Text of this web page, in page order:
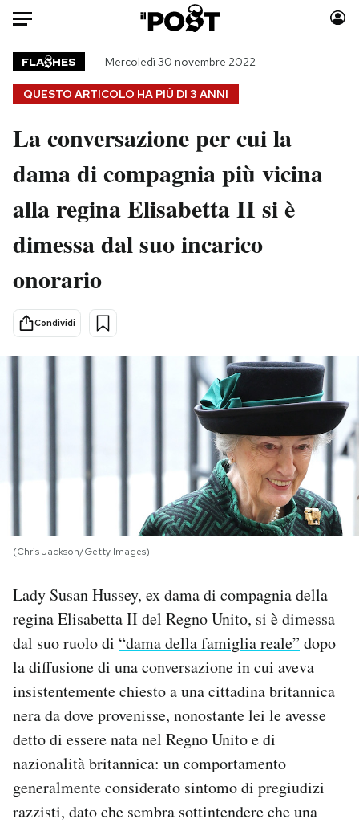
Auto
HOME
Italia
Politica
Tecnologia
Internet
Scienza
Cultura
Sport
Moda
Consumismi
Storie/Idee
Media
SHOP
CALENDARIO
AREA PERSONALE
Area Personale
Newsletter
Notifiche mobile
Hai bisogno di aiuto?
Esci
QUESTO ARTICOLO HA PIÙ DI 3 ANNI
FLA HES Mercoledì 30 novembre 2022
La conversazione per cui la
dama di compagnia più vicina
alla regina Elisabetta II si è
dimessa dal suo incarico
onorario
Condividi
(Chris Jackson/Getty Images)
Lady Susan Hussey, ex dama di compagnia della
regina Elisabetta II del Regno Unito, si è dimessa
dal suo ruolo di “dama della famiglia reale” dopo
la diffusione di una conversazione in cui aveva
insistentemente chiesto a una cittadina britannica
nera da dove provenisse, nonostante lei le avesse
detto di essere nata nel Regno Unito e di
nazionalità britannica: un comportamento
generalmente considerato sintomo di pregiudizi
razzisti, dato che sembra sottintendere che una